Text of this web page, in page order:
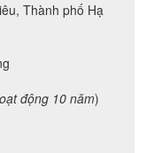
Thành phố Hạ
động 10 năm)